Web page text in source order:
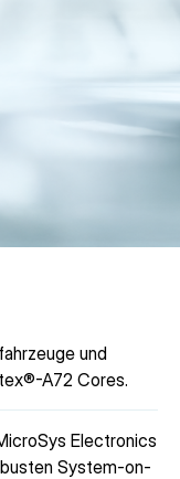
und
A72 Cores.
Electronics
System-on-